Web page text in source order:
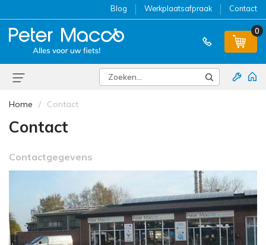
Blog Werkplaatsafpraak Contact
0
Home Contact
Contact
Contactgegevens